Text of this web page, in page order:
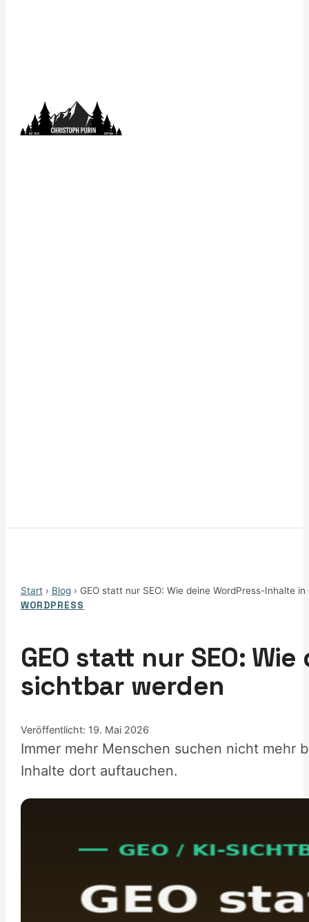
Start› Blog› GEO statt nur SEO: Wie deine WordPress-Inhalte
WORDPRESS
GEO statt nur SEO:
sichtbar werden
Veröffentlicht: 19. Mai 2026
Immer mehr Menschen suchen nicht mehr
Inhalte dort auftauchen.